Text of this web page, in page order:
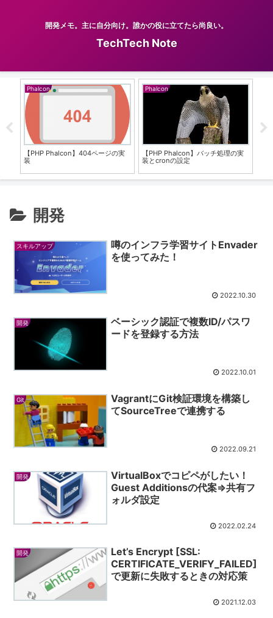
開発メモ。主に自分向け。誰かの役に立てたら尚良い。
TechTech Note
Phalcon
【PHP Phalcon】404ページの実
装
Phalcon
【PHP Phalcon】バッチ処理の実
装とcronの設定
開発
スキルアップ
噂のインフラ学習サイトEnvader
を使ってみた！
2022.10.30
開発
ベーシック認証で複数ID/パスワ
ードを登録する方法
2022.10.01
Git
VagrantにGit検証環境を構築し
てSourceTreeで連携する
2022.09.21
開発
VirtualBoxでコピペがしたい！
Guest Additionsの代案=>共有フ
ォルダ設定
2022.02.24
開発
Let’s Encrypt [SSL:
CERTIFICATE_VERIFY_FAILED]
で更新に失敗するときの対応策
2021.12.03